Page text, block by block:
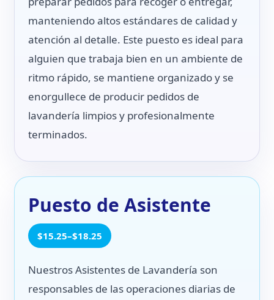
manteniendo altos estándares de calidad y
atención al detalle. Este puesto es ideal para
alguien que trabaja bien en un ambiente de
ritmo rápido, se mantiene organizado y se
enorgullece de producir pedidos de
lavandería limpios y profesionalmente
terminados.
Puesto de Asistente
$15.25–$18.25
Nuestros Asistentes de Lavandería son
responsables de las operaciones diarias de